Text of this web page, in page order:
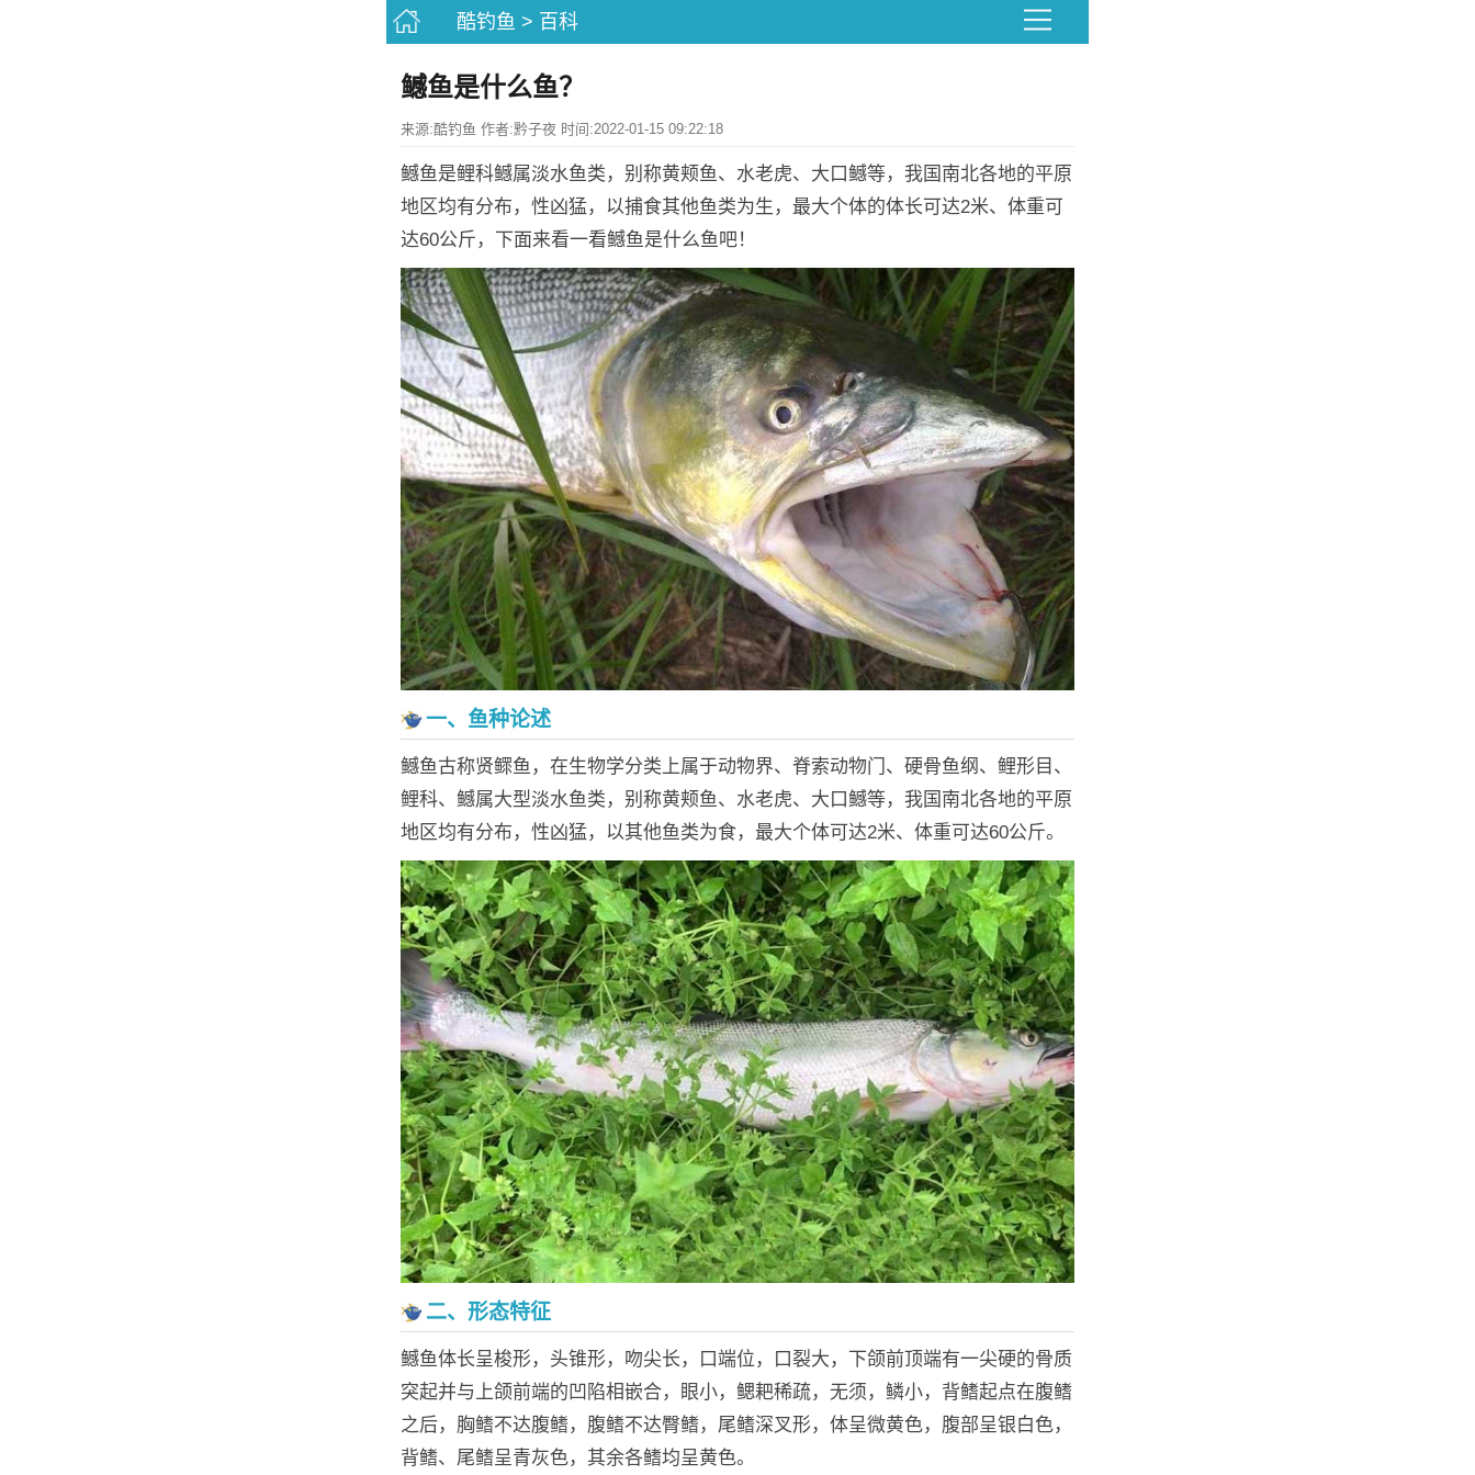
酷钓鱼 > 百科
鳡鱼是什么鱼？
来源:酷钓鱼 作者:黔子夜 时间:2022-01-15 09:22:18
鳡鱼是鲤科鳡属淡水鱼类，别称黄颊鱼、水老虎、大口鳡等，我国南北各地的平原
地区均有分布，性凶猛，以捕食其他鱼类为生，最大个体的体长可达2米、体重可
达60公斤，下面来看一看鳡鱼是什么鱼吧！
一、鱼种论述
鳡鱼古称贤鳏鱼，在生物学分类上属于动物界、脊索动物门、硬骨鱼纲、鲤形目、
鲤科、鳡属大型淡水鱼类，别称黄颊鱼、水老虎、大口鳡等，我国南北各地的平原
地区均有分布，性凶猛，以其他鱼类为食，最大个体可达2米、体重可达60公斤。
二、形态特征
鳡鱼体长呈梭形，头锥形，吻尖长，口端位，口裂大，下颌前顶端有一尖硬的骨质
突起并与上颌前端的凹陷相嵌合，眼小，鳃耙稀疏，无须，鳞小，背鳍起点在腹鳍
之后，胸鳍不达腹鳍，腹鳍不达臀鳍，尾鳍深叉形，体呈微黄色，腹部呈银白色，
背鳍、尾鳍呈青灰色，其余各鳍均呈黄色。